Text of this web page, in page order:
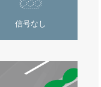
信号なし